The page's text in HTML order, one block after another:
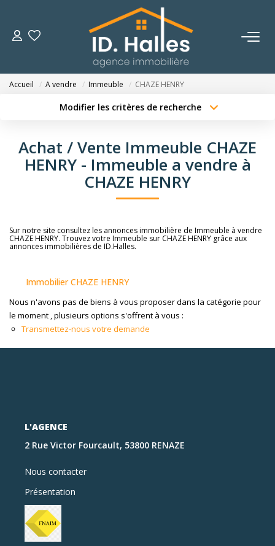
VENTES
NOTRE HISTOIRE
CONTACT
Accueil A vendre Immeuble CHAZE HENRY
Modifier les critères de recherche
Sélectionnez...
Type de bien
Surface min
Plus de critères
Achat / Vente Immeuble CHAZE
HENRY - Immeuble a vendre à
CHAZE HENRY
Sur notre site consultez les annonces immobilière de Immeuble à vendre
CHAZE HENRY. Trouvez votre Immeuble sur CHAZE HENRY grâce aux
annonces immobilières de ID.Halles.
Immobilier CHAZE HENRY
Nous n'avons pas de biens à vous proposer dans la catégorie pour
le moment , plusieurs options s'offrent à vous :
Transmettez-nous votre demande
L'AGENCE
2 Rue Victor Fourcault, 53800 RENAZE
Nous contacter
Présentation